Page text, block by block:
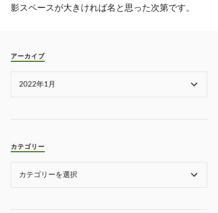
影スペースが大きければ名と思った次第です。
アーカイブ
カテゴリー